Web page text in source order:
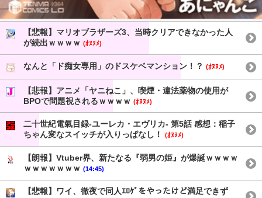
【悲報】マリオブラザーズ3、当時クリアできなかった人
が続出ｗｗｗｗ (ｵﾇﾇﾒ)
なんと「ド痴女専用」のドスケベマンション！？ (ｵﾇﾇﾒ)
【悲報】アニメ「ヤニねこ」、喫煙・違法薬物の使用が
BPOで問題視されるｗｗｗｗ (ｵﾇﾇﾒ)
二十世紀電氣目録-ユーレカ・エヴリカ- 第5話 感想：稲子
ちゃん変なスイッチが入りっぱなし！
(ｵﾇﾇﾒ)
【朗報】Vtuber界、新たなる『弱男の姫』が爆誕ｗｗｗｗ
ｗｗｗｗｗｗｗ (14:45)
【悲報】ワイ、徹夜で同人ｴﾛｹﾞをやったけど満足できず